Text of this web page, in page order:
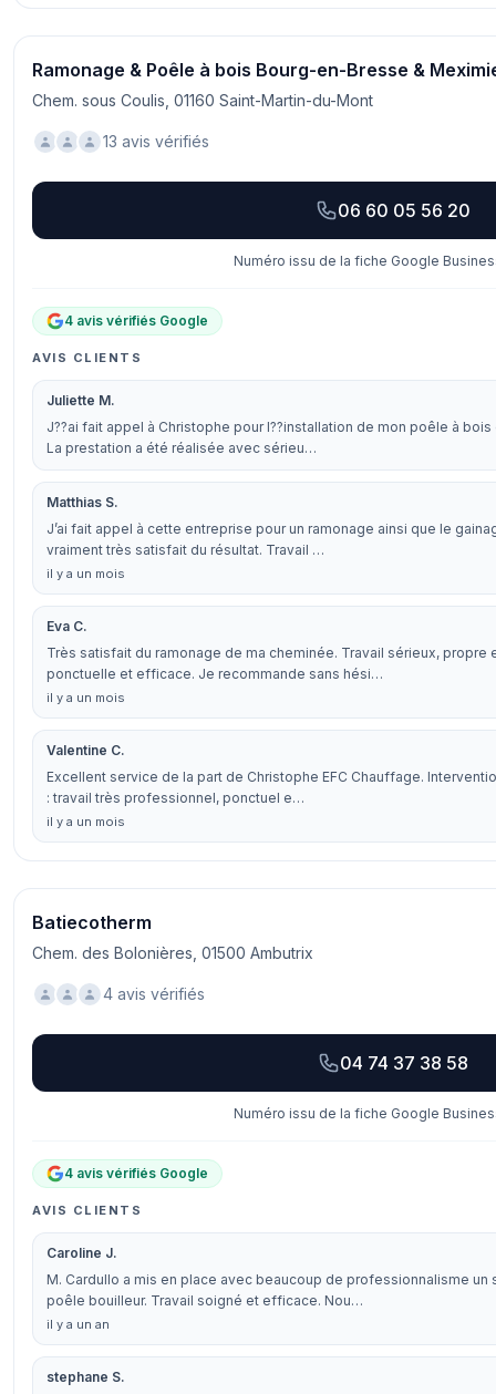
Ramonage & Poêle à bois Bourg-en-Bresse &
Chem. sous Coulis, 01160 Saint-Martin-du-Mont
13 avis vérifiés
06 60 05 56 20
Numéro issu de la fiche Google
4 avis vérifiés Google
AVIS CLIENTS
Juliette M.
J??ai fait appel à Christophe pour l??installation de mon poêle à
La prestation a été réalisée avec sérieu…
Matthias S.
J’ai fait appel à cette entreprise pour un ramonage ainsi que le
vraiment très satisfait du résultat. Travail …
il y a un mois
Eva C.
Très satisfait du ramonage de ma cheminée. Travail sérieux,
ponctuelle et efficace. Je recommande sans hési…
il y a un mois
Valentine C.
Excellent service de la part de Christophe EFC Chauffage.
: travail très professionnel, ponctuel e…
il y a un mois
Batiecotherm
Chem. des Bolonières, 01500 Ambutrix
4 avis vérifiés
04 74 37 38 58
Numéro issu de la fiche Google
4 avis vérifiés Google
AVIS CLIENTS
Caroline J.
M. Cardullo a mis en place avec beaucoup de professionnalisme
poêle bouilleur. Travail soigné et efficace. Nou…
il y a un an
stephane S.